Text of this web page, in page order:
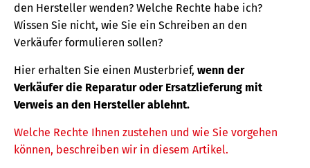
den Hersteller wenden? Welche Rechte habe ich?
Wissen Sie nicht, wie Sie ein Schreiben an den
Verkäufer formulieren sollen?
Hier erhalten Sie einen Musterbrief, wenn der
Verkäufer die Reparatur oder Ersatzlieferung mit
Verweis an den Hersteller ablehnt.
Welche Rechte Ihnen zustehen und wie Sie vorgehen
können, beschreiben wir in diesem Artikel.